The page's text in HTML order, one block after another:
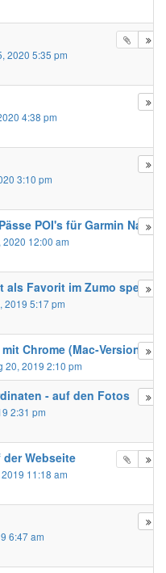
2020 5:35 pm
4:38 pm
3:10 pm
POI's für Garmin Navis
2020 12:00 am
als Favorit im Zumo
2019 5:17 pm
Chrome (Mac-Version)
20, 2019 2:10 pm
- auf den Fotos
2:31 pm
Webseite
11:18 am
6:47 am